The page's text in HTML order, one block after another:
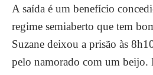
A saída é um benefício
regime semiaberto que tem
Suzane deixou a prisão às
pelo namorado com um beijo.